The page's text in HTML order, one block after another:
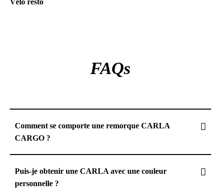
Vélo resto
FAQs
Comment se comporte une remorque CARLA
CARGO ?
Puis-je obtenir une CARLA avec une couleur
personnelle ?